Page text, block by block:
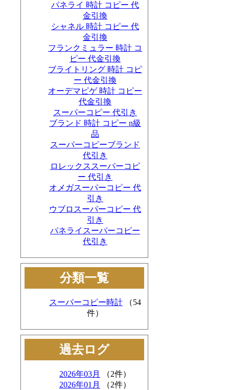
パネライ 時計 コピー 代
金引換
シャネル 時計 コピー 代
金引換
フランクミュラー 時計 コ
ピー 代金引換
ブライトリング 時計 コピ
ー 代金引換
オーデマピゲ 時計 コピー
代金引換
スーパーコピー 代引き
ブランド 時計 コピー n級
品
スーパーコピーブランド
代引き
ロレックススーパーコピ
ー 代引き
オメガスーパーコピー 代
引き
ウブロスーパーコピー 代
引き
パネライスーパーコピー
代引き
分類一覧
スーパーコピー時計 （54
件）
過去ログ
2026年03月
（2件）
2026年01月
（2件）